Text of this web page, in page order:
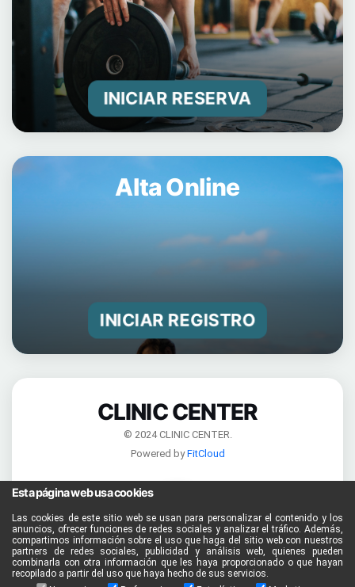
INICIAR RESERVA
Alta Online
INICIAR REGISTRO
CLINIC CENTER
© 2024 CLINIC CENTER.
Powered byFitCloud
Esta página web usa cookies
Las cookies de este sitio web se usan para personalizar el contenido y los
anuncios, ofrecer funciones de redes sociales y analizar el tráfico. Además,
compartimos información sobre el uso que haga del sitio web con nuestros
partners de redes sociales, publicidad y análisis web, quienes pueden
combinarla con otra información que les haya proporcionado o que hayan
recopilado a partir del uso que haya hecho de sus servicios.